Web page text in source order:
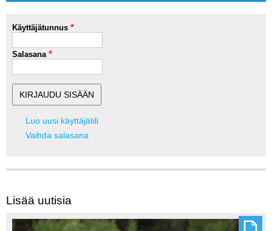
Käyttäjätunnus
Salasana
Luo uusi käyttäjätili
Vaihda salasana
Lisää uutisia